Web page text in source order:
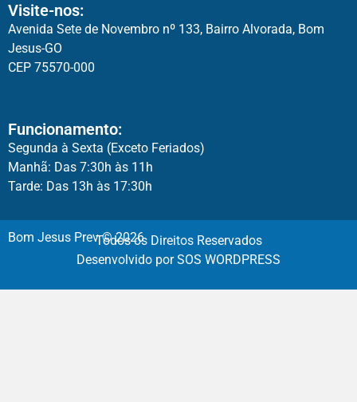
Visite-nos:
Avenida Sete de Novembro nº 133, Bairro Alvorada, Bom
Jesus-GO
CEP 75570-000
Funcionamento:
Segunda à Sexta (Exceto Feriados)
Manhã: Das 7:30h às 11h
Tarde: Das 13h às 17:30h
Bom Jesus Prev © 2026Todos os Direitos Reservados
Desenvolvido por SOS WORDPRESS